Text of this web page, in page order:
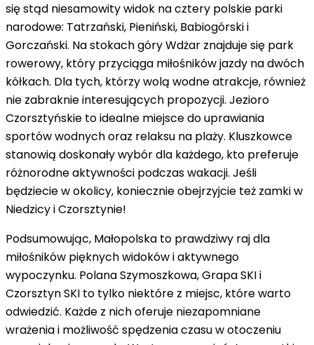
się stąd niesamowity widok na cztery polskie parki
narodowe: Tatrzański, Pieniński, Babiogórski i
Gorczański. Na stokach góry Wdżar znajduje się park
rowerowy, który przyciąga miłośników jazdy na dwóch
kółkach. Dla tych, którzy wolą wodne atrakcje, również
nie zabraknie interesujących propozycji. Jezioro
Czorsztyńskie to idealne miejsce do uprawiania
sportów wodnych oraz relaksu na plaży. Kluszkowce
stanowią doskonały wybór dla każdego, kto preferuje
różnorodne aktywności podczas wakacji. Jeśli
będziecie w okolicy, koniecznie obejrzyjcie też zamki w
Niedzicy i Czorsztynie!
Podsumowując, Małopolska to prawdziwy raj dla
miłośników pięknych widoków i aktywnego
wypoczynku. Polana Szymoszkowa, Grapa SKI i
Czorsztyn SKI to tylko niektóre z miejsc, które warto
odwiedzić. Każde z nich oferuje niezapomniane
wrażenia i możliwość spędzenia czasu w otoczeniu